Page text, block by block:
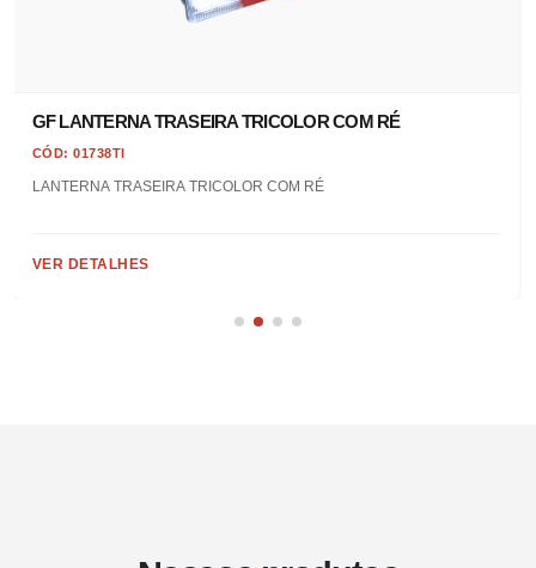
GF LANTERNA TRASEIRA TRICOLOR COM RÉ
CÓD: 01738TI
LANTERNA TRASEIRA TRICOLOR COM RÉ
VER DETALHES